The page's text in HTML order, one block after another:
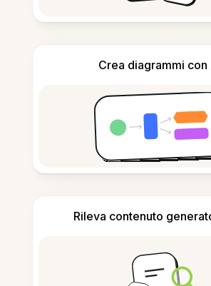
Crea diagrammi con
Rileva contenuto